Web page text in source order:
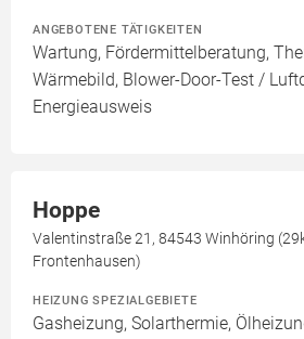
ANGEBOTENE TÄTIGKEITEN
Wartung, Fördermittelberatung,
Wärmebild, Blower-Door-Test /
Energieausweis
Hoppe
Valentinstraße 21, 84543 Winhöring
Frontenhausen)
HEIZUNG SPEZIALGEBIETE
Gasheizung, Solarthermie,